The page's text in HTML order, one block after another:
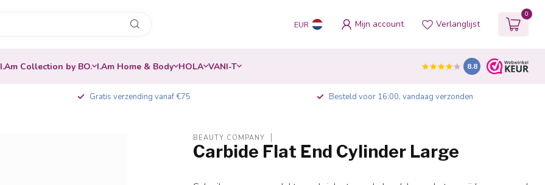
EUR Mijn account Verlanglijst
0
I.Am Collection by BO. I.Am Home & Body HOLA VANI-T 8.8
Gratis verzending vanaf €75 Besteld voor 16:00, vandaag verzonden
BEAUTY COMPANY
Carbide Flat End Cylinder Large